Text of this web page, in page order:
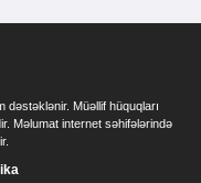
Müəllif hüquqları
Məlumat internet səhifələrində